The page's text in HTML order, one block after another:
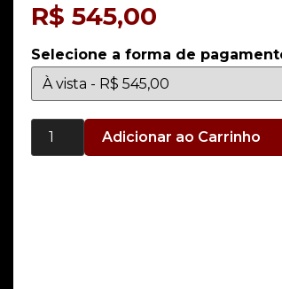
R$ 545,00
Selecione a forma de
Adicionar ao Carrinho